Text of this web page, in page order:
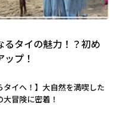
るタイの魅力！？初め
プ！
タイへ！】大自然を満喫した
大冒険に密着！